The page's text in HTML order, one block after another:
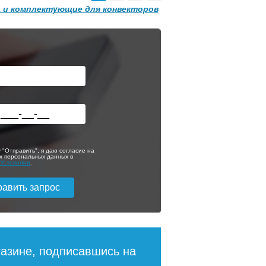
665
Конвектор
GRILL.SGA-20-
150
комплектующие для конвекторов
"Отправить", я даю согласие на
персональных данных в
Условиями
подписавшись на